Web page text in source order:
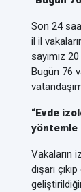
Son 24
il il
sayımız
Bugün 76
“Evde
yöntemle
Vakaların
dışarı